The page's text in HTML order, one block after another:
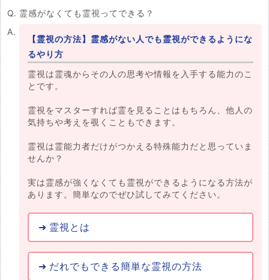
霊感がなくても霊視ってできる？
【霊視の方法】霊感がない人でも霊視ができるようにな
るやり方
霊視は霊魂からその人の思考や情報を入手する能力のこ
とです。
霊視をマスターすれば霊を見ることはもちろん、他人の
気持ちや考えを覗くこともできます。
霊視は霊能力者だけがつかえる特殊能力だと思っていま
せんか？
実は霊感が強くなくても霊視ができるようになる方法が
あります。簡単なのでぜひ試してみてください。
霊視とは
だれでもできる簡単な霊視の方法